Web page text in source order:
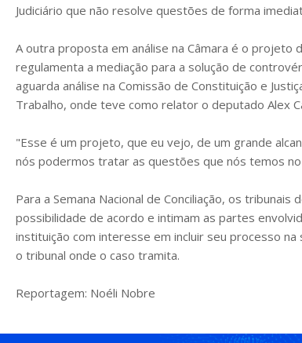
Judiciário que não resolve questões de forma
A outra proposta em análise na Câmara é o projeto
regulamenta a mediação para a solução de
aguarda análise na Comissão de Constituição e
Trabalho, onde teve como relator o deputado Alex
"Esse é um projeto, que eu vejo, de um grande
nós podermos tratar as questões que nós temos
Para a Semana Nacional de Conciliação, os
possibilidade de acordo e intimam as partes
instituição com interesse em incluir seu processo
o tribunal onde o caso tramita.
Reportagem: Noéli Nobre